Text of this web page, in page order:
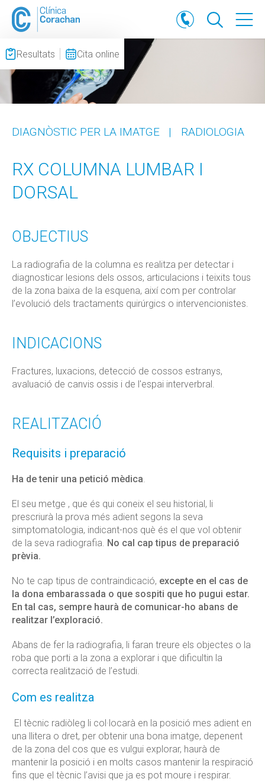
Resultats Cita online
DIAGNÒSTIC PER LA IMATGE | RADIOLOGIA
RX COLUMNA LUMBAR I
DORSAL
OBJECTIUS
La radiografia de la columna es realitza per detectar i
diagnosticar lesions dels ossos, articulacions i teixits tous
de la zona baixa de la esquena, així com per controlar
l’evolució dels tractaments quirúrgics o intervencionistes.
INDICACIONS
Fractures, luxacions, detecció de cossos estranys,
avaluació de canvis ossis i de l'espai interverbral.
REALITZACIÓ
Requisits i preparació
Ha de tenir una petició mèdica.
El seu metge , que és qui coneix el seu historial, li
prescriurà la prova més adient segons la seva
simptomatologia, indicant-nos què és el que vol obtenir
de la seva radiografia. No cal cap tipus de preparació
prèvia.
No te cap tipus de contraindicació, excepte en el cas de
la dona embarassada o que sospiti que ho pugui estar.
En tal cas, sempre haurà de comunicar-ho abans de
realitzar l’exploració.
Abans de fer la radiografia, li faran treure els objectes o la
roba que porti a la zona a explorar i que dificultin la
correcta realització de l’estudi.
Com es realitza
El tècnic radiòleg li col·locarà en la posició mes adient en
una llitera o dret, per obtenir una bona imatge, depenent
de la zona del cos que es vulgui explorar, haurà de
mantenir la posició i en molts casos mantenir la respiració
fins que el tècnic l’avisi que ja es pot moure i respirar.